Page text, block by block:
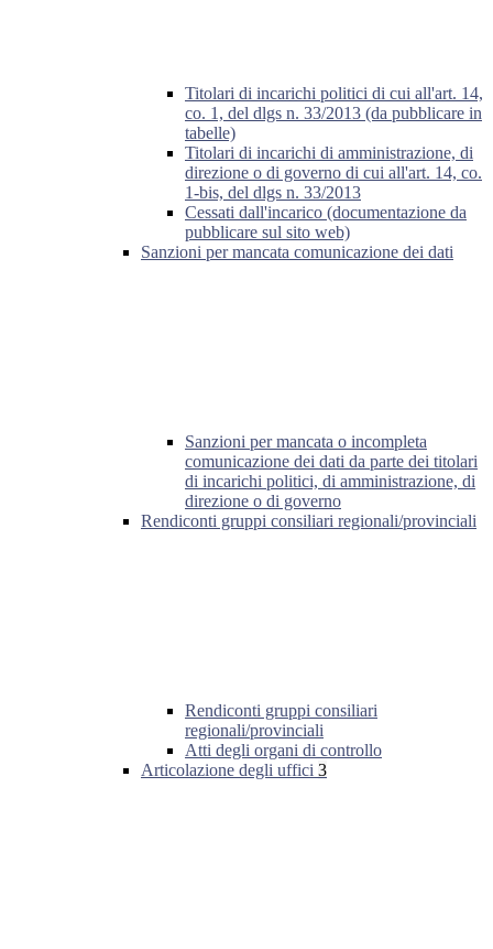
Titolari di incarichi politici di cui all'art. 14,
co. 1, del dlgs n. 33/2013 (da pubblicare in
tabelle)
Titolari di incarichi di amministrazione, di
direzione o di governo di cui all'art. 14, co.
1-bis, del dlgs n. 33/2013
Cessati dall'incarico (documentazione da
pubblicare sul sito web)
Sanzioni per mancata comunicazione dei dati
Sanzioni per mancata o incompleta
comunicazione dei dati da parte dei titolari
di incarichi politici, di amministrazione, di
direzione o di governo
Rendiconti gruppi consiliari regionali/provinciali
Rendiconti gruppi consiliari
regionali/provinciali
Atti degli organi di controllo
Articolazione degli uffici 3